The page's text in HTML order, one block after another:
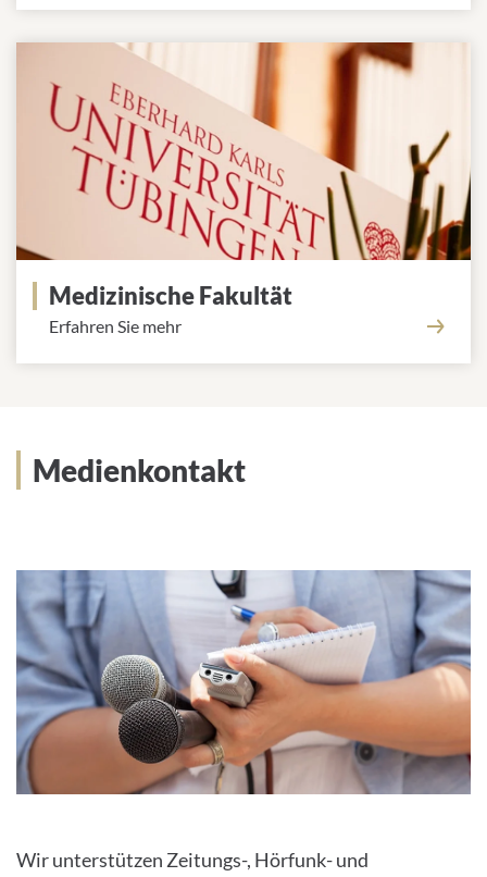
Medizinische Fakultät
Erfahren Sie mehr
Medienkontakt und Newsletter
Medienkontakt
Wir unterstützen Zeitungs-, Hörfunk- und